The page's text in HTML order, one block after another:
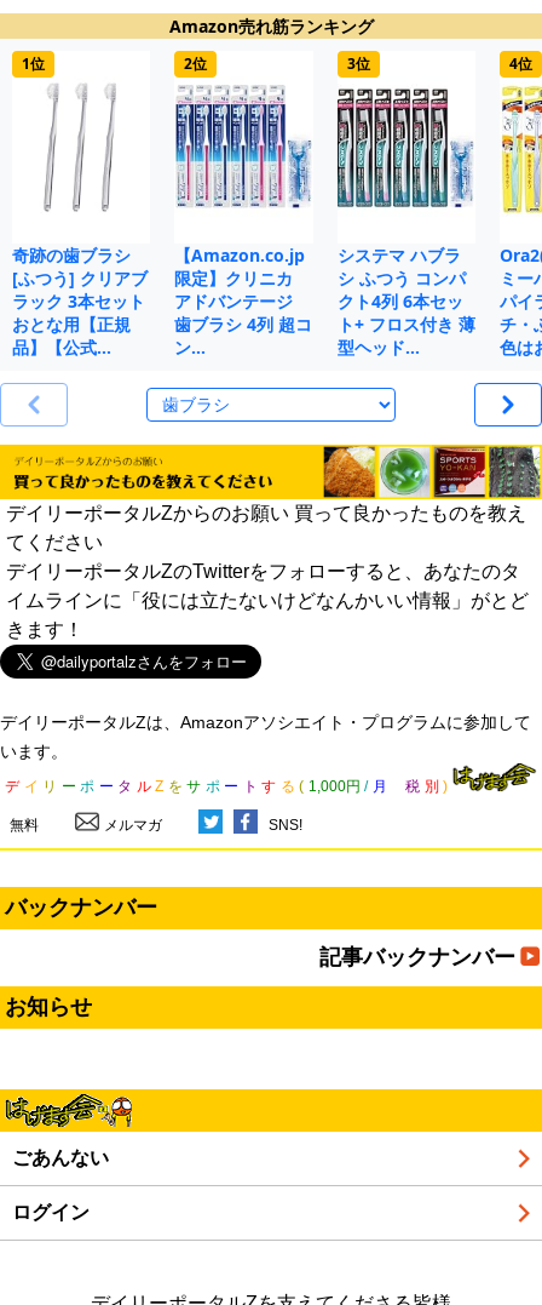
Amazon売れ筋ランキング
1位
奇跡の歯ブラシ
[ふつう] クリアブ
ラック 3本セット
おとな用【正規
品】【公式…
2位
【Amazon.co.jp
限定】クリニカ
アドバンテージ
歯ブラシ 4列 超コ
ン…
3位
システマ ハブラ
シ ふつう コンパ
クト4列 6本セッ
ト+ フロス付き 薄
型ヘッド…
4位
ミー
パイ
チ・
色は
デイリーポータルZからのお願い 買って良かったものを教え
てください
デイリーポータルZのTwitterをフォローすると、あなたのタ
イムラインに「役には立たないけどなんかいい情報」がとど
きます！
デイリーポータルZは、Amazonアソシエイト・プログラムに参加して
います。
デ イ リ ー ポ ー タ ル Z を サ ポ ー ト す る ( 1,000円 / 月 税 別 )
無料 メルマガ SNS!
バックナンバー
記事バックナンバー
お知らせ
ごあんない
ログイン